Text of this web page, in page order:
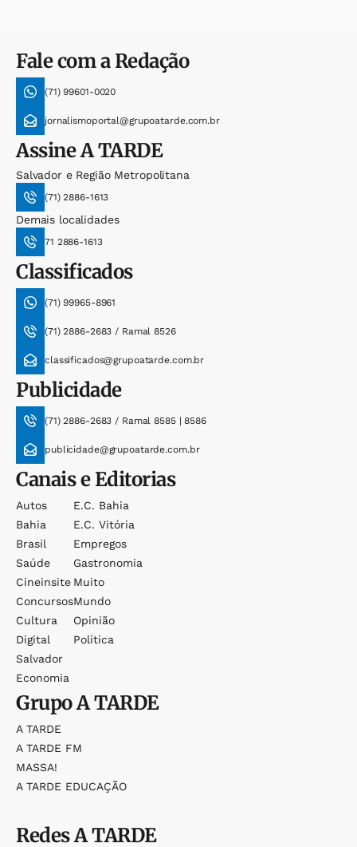
Fale com a Redação
(71) 99601-0020
jornalismoportal@grupoatarde.com.br
AssineA TARDE
Salvador e Região Metropolitana
(71) 2886-1613
Demais localidades
71 2886-1613
Classificados
(71) 99965-8961
(71) 2886-2683 / Ramal 8526
classificados@grupoatarde.com.br
Publicidade
(71) 2886-2683 / Ramal 8585 | 8586
publicidade@grupoatarde.com.br
Canais e Editorias
Autos
Bahia
Brasil
Saúde
Cineinsite
Concursos
Cultura
Digital
Salvador
Economia
E.c. Bahia
E.c. Vitória
Empregos
Gastronomia
Muito
Mundo
Opinião
Política
GrupoA TARDE
A TARDE
A TARDE FM
MASSA!
A TARDE EDUCAÇÃO
RedesA TARDE